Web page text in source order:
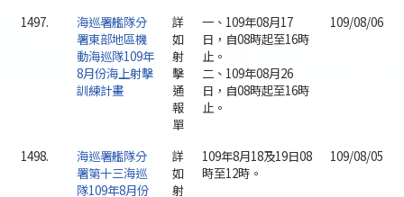
1497.
海巡署艦隊分
署東部地區機
動海巡隊109年
8月份海上射擊
訓練計畫
詳
如
射
擊
通
報
單
一、109年08月17
日，自08時起至16時
止。
二、109年08月26
日，自08時起至16時
止。
109/08/06
1498.
海巡署艦隊分
署第十三海巡
隊109年8月份
詳
如
射
109年8月18及19日08
時至12時。
109/08/05